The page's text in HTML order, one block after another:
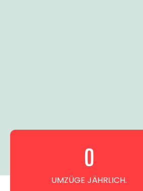
UMZÜGE JÄHRLICH.
0